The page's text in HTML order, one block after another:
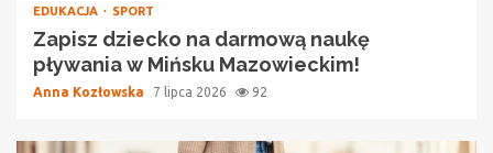
EDUKACJA SPORT
Zapisz dziecko na darmową naukę
pływania w Mińsku Mazowieckim!
Anna Kozłowska 7 lipca 2026 92